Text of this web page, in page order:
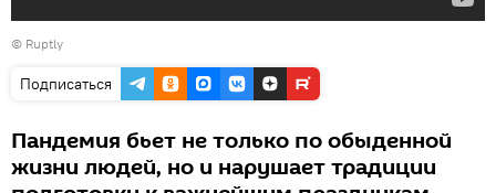
© Ruptly
Подписаться
Пандемия бьет не только по обыденной
жизни людей, но и нарушает традиции